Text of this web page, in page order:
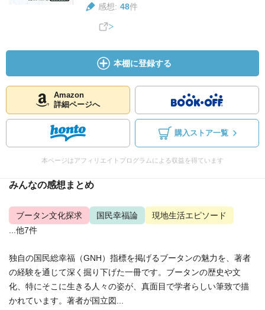
感想: 48件
本棚に登録する
Amazon
詳細ページへ
購入ストア一覧
本ページはアフィリエイトプログラムによる収益を得ています
みんなの感想まとめ
ブータン文化探求 国民幸福論
現地生活エピソード
...他7件
独自の国民総幸福（GNH）指標を掲げるブータンの魅力を、著者
の経験を通じて深く掘り下げた一冊です。ブータンの歴史や文
化、特にそこに生きる人々の姿が、真面目で学者らしい筆致で描
かれています。著者が国立図...